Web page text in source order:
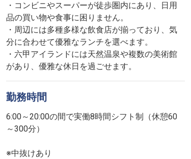
・コンビニやスーパーが徒歩圏内にあり、日用
品の買い物や食事に困りません。
・周辺には多種多様な飲食店が揃っており、気
分に合わせて優雅なランチを選べます。
・六甲アイランドには天然温泉や複数の美術館
があり、優雅な休日を過ごせます。
勤務時間
6:00～20:00の間で実働8時間シフト制（休憩60
～300分）
※中抜けあり